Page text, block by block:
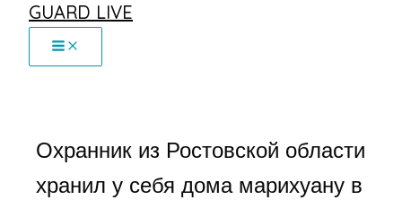
GUARD LIVE
Охранник из Ростовской области
хранил у себя дома марихуану в